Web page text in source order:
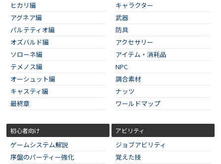
ヒカリ編
アグネア編
パルテティオ編
オズバルド編
ソローネ編
テメノス編
オーシュット編
キャスティ編
最終章
キャラクター
武器
防具
アクセサリー
アイテム・消耗品
NPC
調合素材
ナッツ
ワールドマップ
初心者向け
ゲームシステム解説
序盤のパーティー強化
アビリティ
ジョブアビリティ
覚えた技